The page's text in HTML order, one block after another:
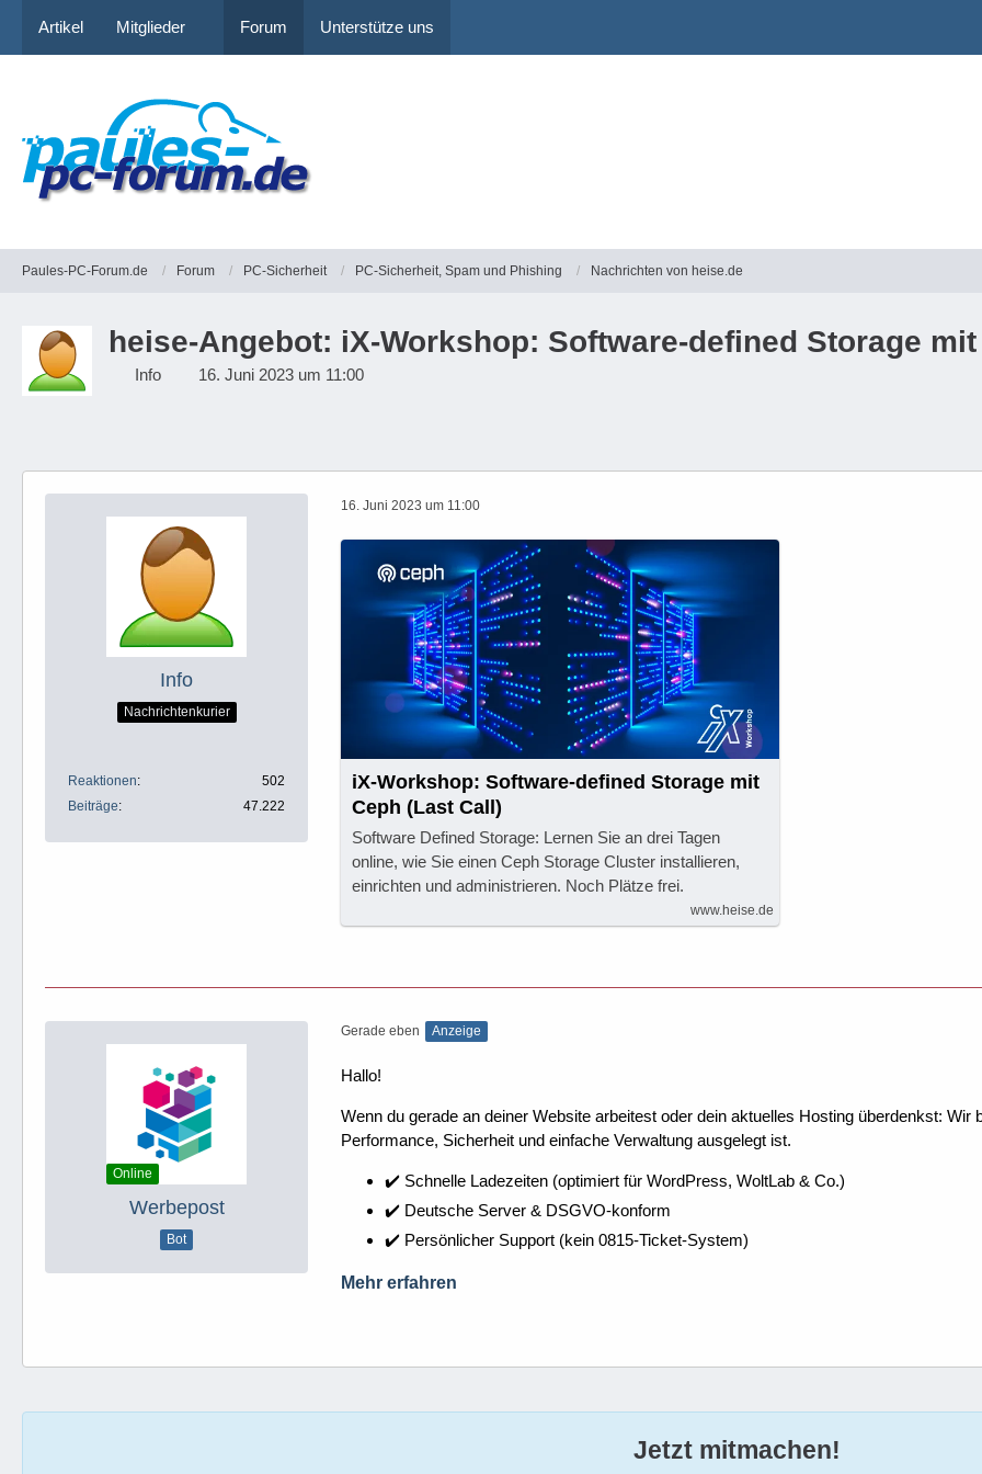
Artikel Mitglieder Forum Unterstütze uns
Paules-PC-Forum.de Forum PC-Sicherheit PC-Sicherheit, Spam und Phishing Nachrichten von heise.de
heise-Angebot: iX-Workshop: Software-defined Storage
Info 16. Juni 2023 um 11:00
Info
Nachrichtenkurier
Reaktionen
502
Beiträge
47.222
16. Juni 2023 um 11:00
iX-Workshop: Software-defined Storage mit
Ceph (Last Call)
Software Defined Storage: Lernen Sie an drei Tagen
online, wie Sie einen Ceph Storage Cluster installieren,
einrichten und administrieren. Noch Plätze frei.
www.heise.de
Online
Werbepost
Bot
Gerade eben Anzeige
Hallo!
Wenn du gerade an deiner Website arbeitest oder dein aktuelles Hosting überdenkst:
Performance, Sicherheit und einfache Verwaltung ausgelegt ist.
✔️ Schnelle Ladezeiten (optimiert für WordPress, WoltLab & Co.)
✔️ Deutsche Server & DSGVO-konform
✔️ Persönlicher Support (kein 0815-Ticket-System)
Mehr erfahren
Jetzt mitmachen!